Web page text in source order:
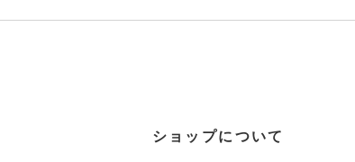
ショップについて